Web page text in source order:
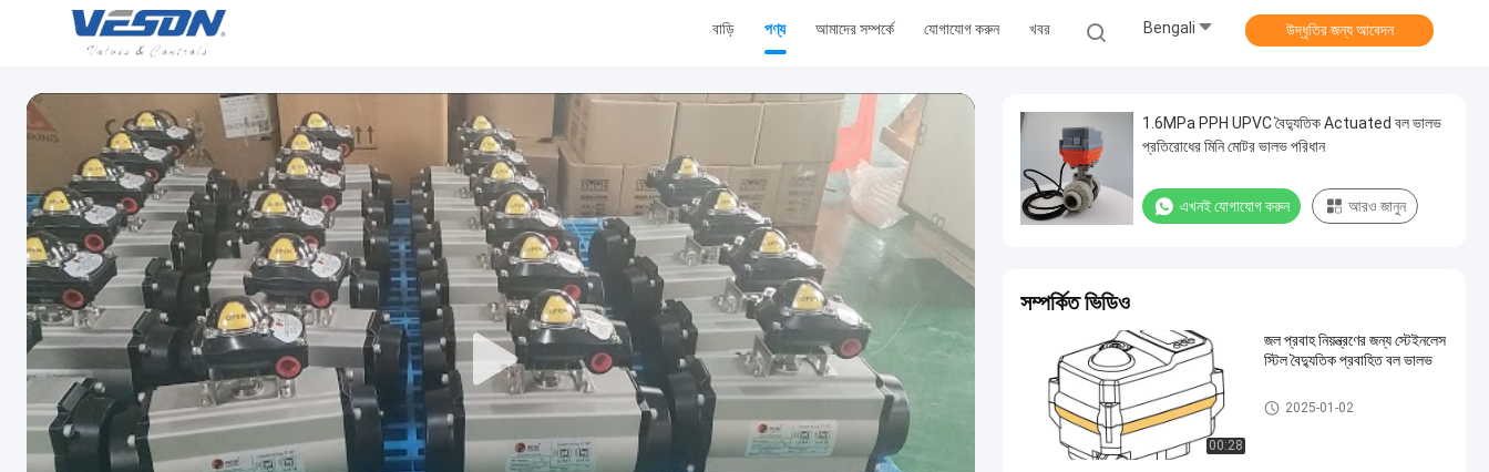
বাড়ি পণ্য আমাদের সম্পর্কে যোগাযোগ করুন খবর Bengali উদ্ধৃতির জন্য আবেদন
1.6MPa PPH UPVC বৈদ্যুতিক Actuated বল ভালভ
প্রতিরোধের মিনি মোটর ভালভ পরিধান
এখনই যোগাযোগ করুন আরও জানুন
সম্পর্কিত ভিডিও
00:28
জল প্রবাহ নিয়ন্ত্রণের জন্য স্টেইনলেস
স্টিল বৈদ্যুতিক প্রবাহিত বল ভালভ
ইলেকট্রিক অ্যাকচুয়েটেড ভালভ
2025-01-02